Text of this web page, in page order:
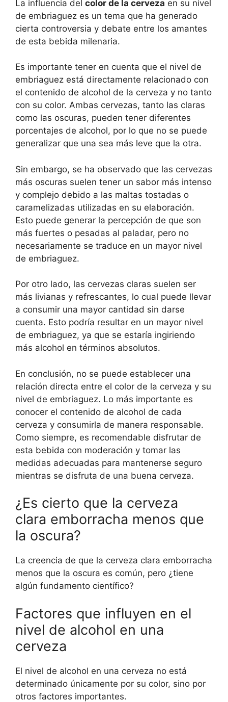
La influencia del color de la cerveza en su nivel
de embriaguez es un tema que ha generado
cierta controversia y debate entre los amantes
de esta bebida milenaria.
Es importante tener en cuenta que el nivel de
embriaguez está directamente relacionado con
el contenido de alcohol de la cerveza y no tanto
con su color. Ambas cervezas, tanto las claras
como las oscuras, pueden tener diferentes
porcentajes de alcohol, por lo que no se puede
generalizar que una sea más leve que la otra.
Sin embargo, se ha observado que las cervezas
más oscuras suelen tener un sabor más intenso
y complejo debido a las maltas tostadas o
caramelizadas utilizadas en su elaboración.
Esto puede generar la percepción de que son
más fuertes o pesadas al paladar, pero no
necesariamente se traduce en un mayor nivel
de embriaguez.
Por otro lado, las cervezas claras suelen ser
más livianas y refrescantes, lo cual puede llevar
a consumir una mayor cantidad sin darse
cuenta. Esto podría resultar en un mayor nivel
de embriaguez, ya que se estaría ingiriendo
más alcohol en términos absolutos.
En conclusión, no se puede establecer una
relación directa entre el color de la cerveza y su
nivel de embriaguez. Lo más importante es
conocer el contenido de alcohol de cada
cerveza y consumirla de manera responsable.
Como siempre, es recomendable disfrutar de
esta bebida con moderación y tomar las
medidas adecuadas para mantenerse seguro
mientras se disfruta de una buena cerveza.
¿Es cierto que la cerveza
clara emborracha menos que
la oscura?
La creencia de que la cerveza clara emborracha
menos que la oscura es común, pero ¿tiene
algún fundamento científico?
Factores que influyen en el
nivel de alcohol en una
cerveza
El nivel de alcohol en una cerveza no está
determinado únicamente por su color, sino por
otros factores importantes.